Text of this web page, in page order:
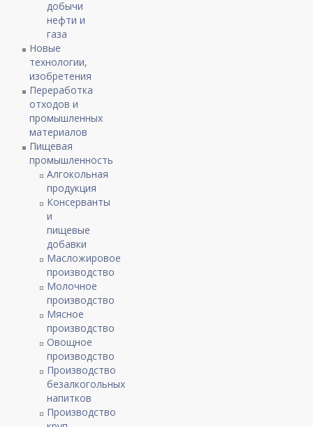
добычи
нефти и
газа
Новые
технологии,
изобретения
Переработка
отходов и
промышленных
материалов
Пищевая
промышленность
Алгокольная
продукция
Консерванты
и
пищевые
добавки
Масложировое
производство
Молочное
производство
Мясное
производство
Овощное
производство
Производство
безалкогольных
напитков
Производство